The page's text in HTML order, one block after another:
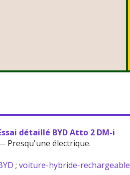
détaillé BYD Atto 2 DM-i
Presqu'une électrique.
;voiture-hybride-rechargeable